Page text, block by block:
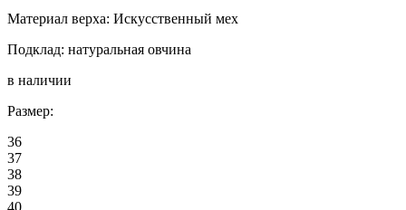
Материал верха: Искусственный мех
Подклад: натуральная овчина
в наличии
Размер:
36
37
38
39
40